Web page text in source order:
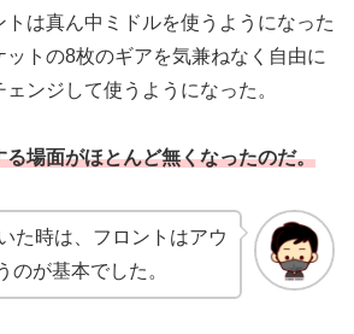
トは真ん中ミドルを使うようになった
トの8枚のギアを気兼ねなく自由に
ンジして使うようになった。
る場面がほとんど無くなったのだ。
た時は、フロントはアウ
のが基本でした。